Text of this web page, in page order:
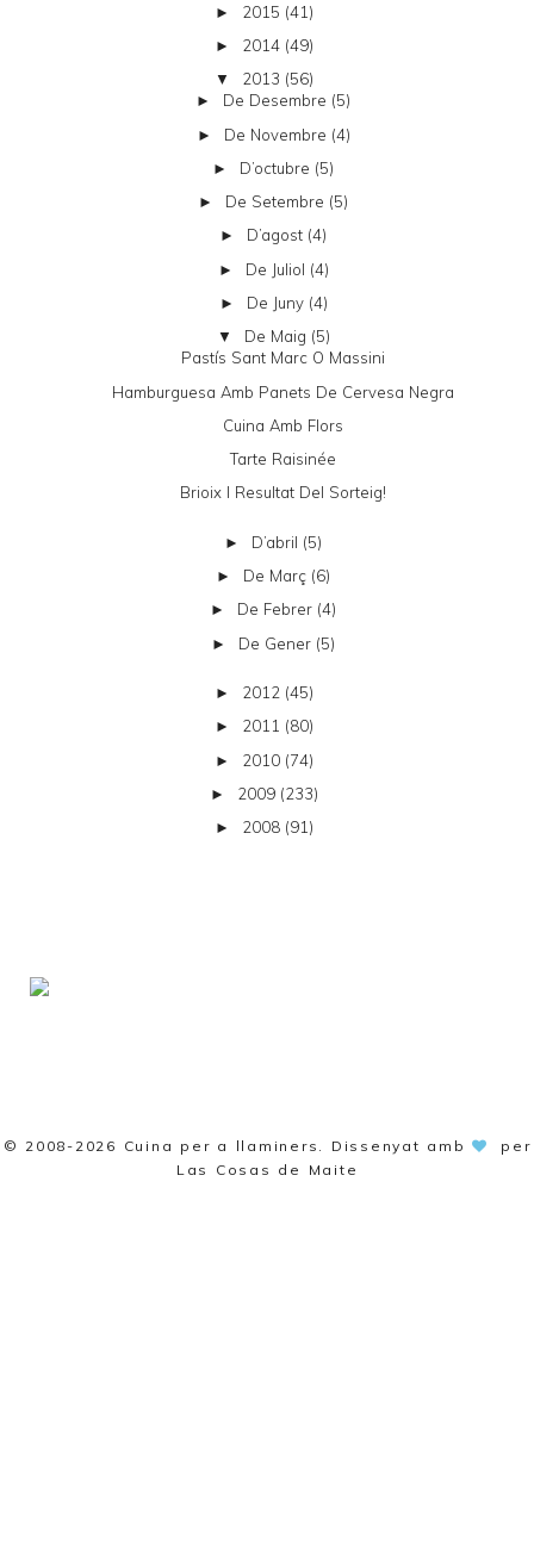
► 2015 (41)
► 2014 (49)
▼ 2013 (56)
► De Desembre (5)
► De Novembre (4)
► D’octubre (5)
► De Setembre (5)
► D’agost (4)
► De Juliol (4)
► De Juny (4)
▼ De Maig (5)
Pastís Sant Marc O Massini
Hamburguesa Amb Panets De Cervesa Negra
Cuina Amb Flors
Tarte Raisinée
Brioix I Resultat Del Sorteig!
► D’abril (5)
► De Març (6)
► De Febrer (4)
► De Gener (5)
► 2012 (45)
► 2011 (80)
► 2010 (74)
► 2009 (233)
► 2008 (91)
© 2008-2026 Cuina per a llaminers . Dissenyat amb
per
Las Cosas de Maite